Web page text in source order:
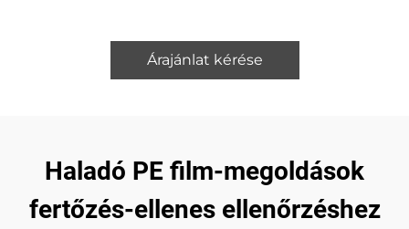
Árajánlat kérése
Haladó PE film-megoldások
fertőzés-ellenes ellenőrzéshez